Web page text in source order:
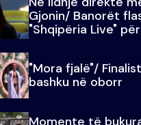
Gjonin/ Banorët
"Shqipëria Live"
"Mora fjalë"/
bashku në oborr
Momente të